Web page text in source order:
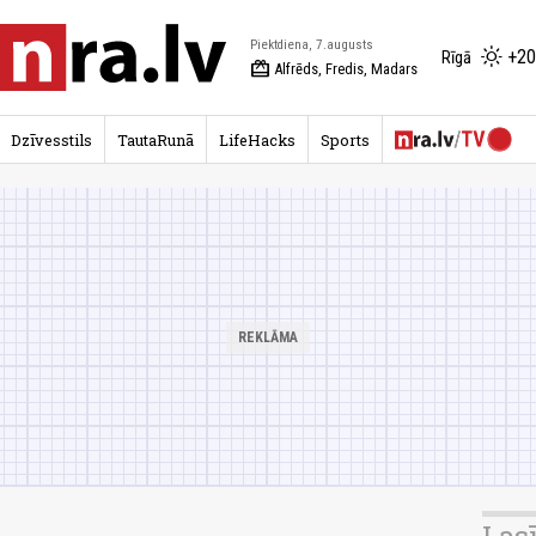
Piektdiena, 7.augusts
redeem Alfrēds, Fredis, Madars
Rīgā
Dzīvesstils TautaRunā LifeHacks Sports